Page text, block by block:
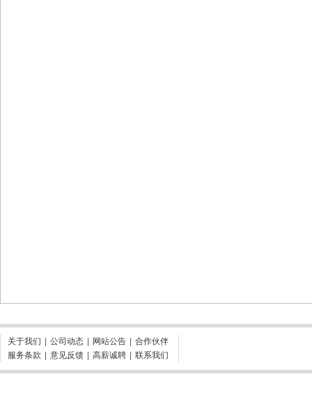
关于我们 公司动态 网站公告
合作伙伴
服务条款
意见反馈 高薪诚聘 联系我们